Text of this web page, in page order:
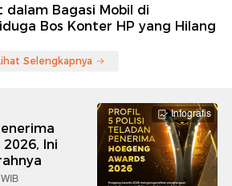
dalam Bagasi Mobil di
Bos Konter HP yang Hilang
Selengkapnya
Infografis
Ini